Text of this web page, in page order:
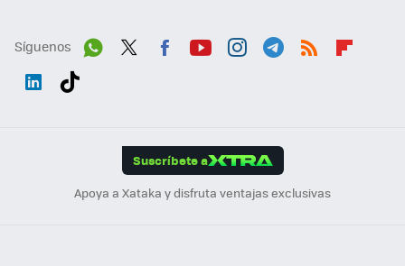
Síguenos
Suscríbete a
Apoya a Xataka y disfruta ventajas exclusivas